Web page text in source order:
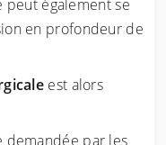
peut également se
en profondeur de
est alors
demandée par les